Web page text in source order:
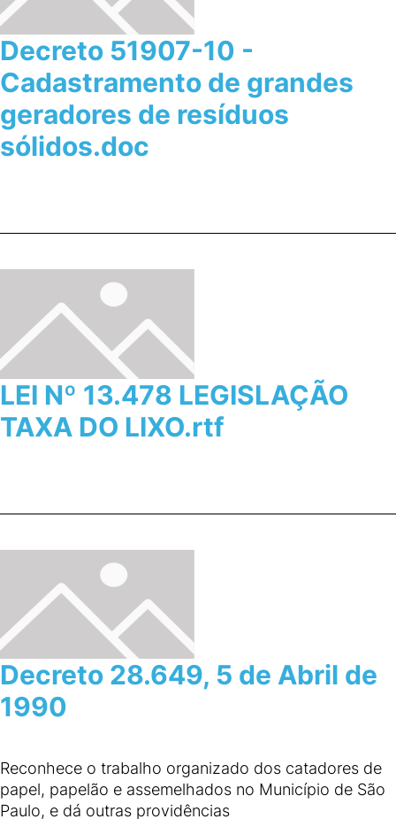
Decreto 51907-10 -
Cadastramento de grandes
geradores de resíduos
sólidos.doc
LEI Nº 13.478 LEGISLAÇÃO
TAXA DO LIXO.rtf
Decreto 28.649, 5 de Abril de
1990
Reconhece o trabalho organizado dos catadores de
papel, papelão e assemelhados no Município de São
Paulo, e dá outras providências